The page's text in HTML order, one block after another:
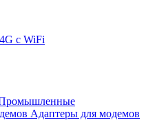
с WiFi
Адаптеры для модемов